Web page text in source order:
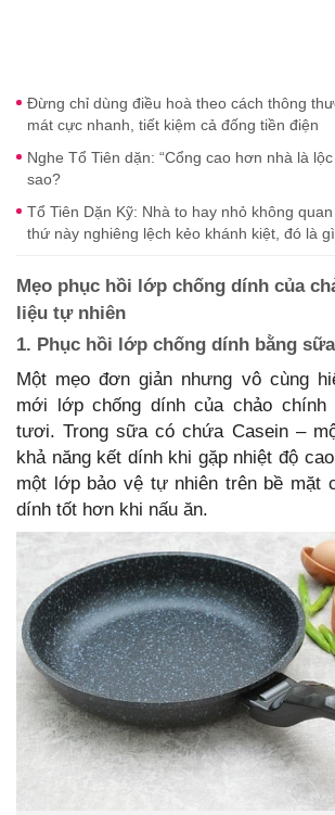
Đừng chỉ dùng điều hoà theo cách thông
mát cực nhanh, tiết kiệm cả đống tiền điện
Nghe Tổ Tiên dặn: “Cổng cao hơn nhà là
sao?
Tổ Tiên Dặn Kỹ: Nhà to hay nhỏ không
thứ này nghiêng lệch kẻo khánh kiệt, đó là
Mẹo phục hồi lớp chống dính của
liệu tự nhiên
1. Phục hồi lớp chống dính bằng
Một mẹo đơn giản nhưng vô cùng
mới lớp chống dính của chảo
tươi. Trong sữa có chứa Casein –
khả năng kết dính khi gặp nhiệt độ
một lớp bảo vệ tự nhiên trên bề mặt
dính tốt hơn khi nấu ăn.